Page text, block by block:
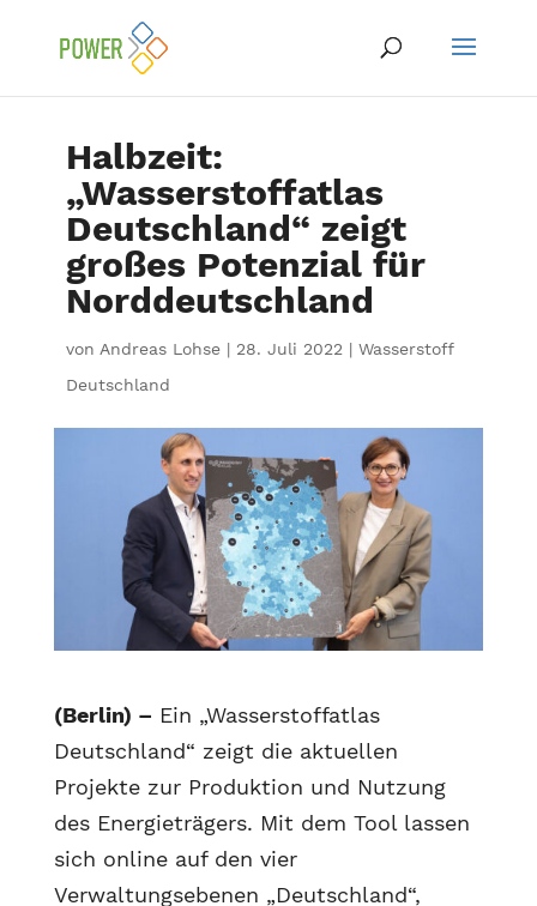
Halbzeit:
„Wasserstoffatlas
Deutschland“ zeigt
großes Potenzial für
Norddeutschland
von Andreas Lohse| 28. Juli 2022 | Wasserstoff
Deutschland
(Berlin) – Ein „Wasserstoffatlas
Deutschland“ zeigt die aktuellen
Projekte zur Produktion und Nutzung
des Energieträgers. Mit dem Tool lassen
sich online auf den vier
Verwaltungsebenen „Deutschland“,